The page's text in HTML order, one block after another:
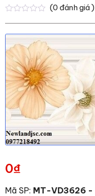
5
trên
đánh
giá
(0 đánh giá )
0₫
Mã SP: MT-VD3626 -